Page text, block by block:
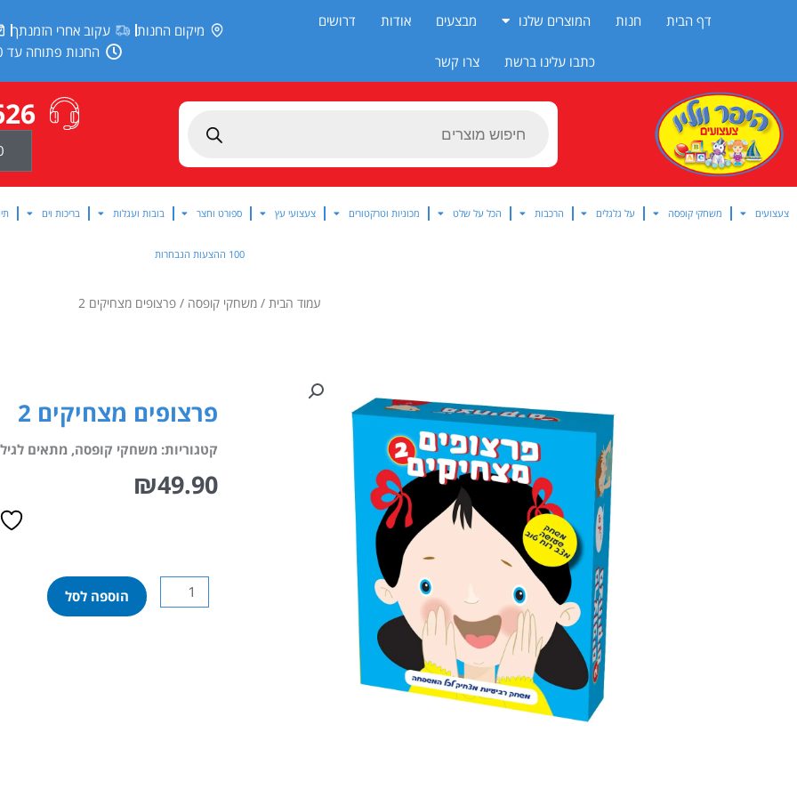
דף הבית חנות המוצרים שלנו מבצעים אודות דרושים
כתבו עלינו ברשת צרו קשר
מיקום החנות עקוב אחרי הזמנתך
החנות פתוחה עד 20:00
Products
צעצועים משחקי קופסה על גלגלים הרכבות הכל על שלט מכוניות וטרקטורים צעצועי עץ ספורט וחצר בובות ועגלות בריכות וים
100 ההצעות הנבחרות
עמוד הבית /משחקי קופסה / פרצופים מצחיקים 2
פרצופים מצחיקים 2
קטגוריות:משחקי קופסה,מתאים
₪49.90
כמות
של
הוספה לסל